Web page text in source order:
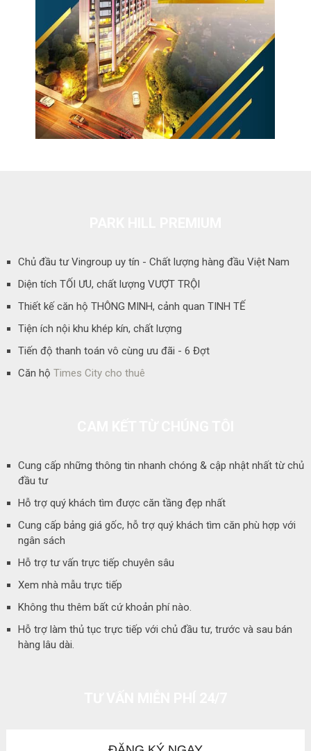
Chủ đầu tư Vingroup uy tín - Chất lượng hàng đầu Việt Nam
Diện tích TỐI ƯU, chất lượng VƯỢT TRỘI
Thiết kế căn hộ THÔNG MINH, cảnh quan TINH TẾ
Tiện ích nội khu khép kín, chất lượng
Tiến độ thanh toán vô cùng ưu đãi - 6 Đợt
Căn hộ Times City cho thuê
Cung cấp những thông tin nhanh chóng & cập nhật nhất từ chủ
đầu tư
Hỗ trợ quý khách tìm được căn tầng đẹp nhất
Cung cấp bảng giá gốc, hỗ trợ quý khách tìm căn phù hợp với
ngân sách
Hỗ trợ tư vấn trực tiếp chuyên sâu
Xem nhà mẫu trực tiếp
Không thu thêm bất cứ khoản phí nào.
Hỗ trợ làm thủ tục trực tiếp với chủ đầu tư, trước và sau bán
hàng lâu dài.